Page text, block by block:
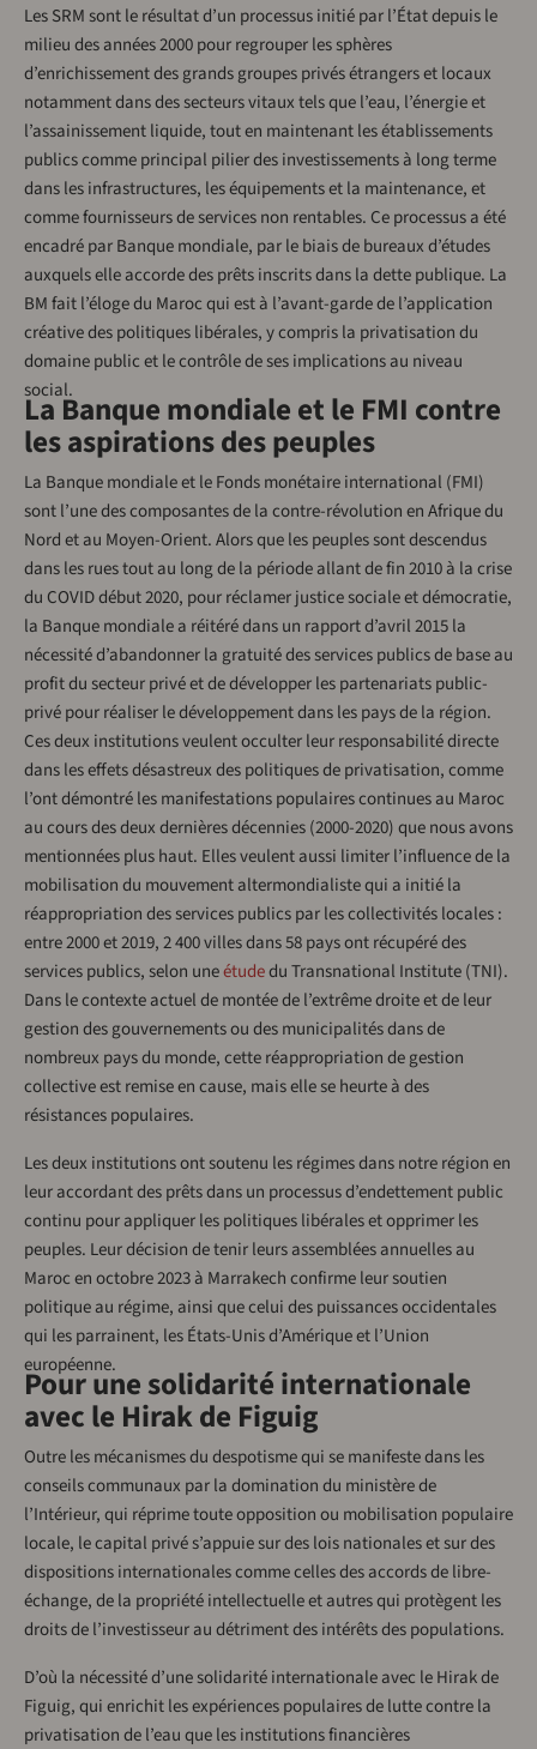
Les SRM sont le résultat d’un processus initié par l’État depuis le
milieu des années 2000 pour regrouper les sphères
d’enrichissement des grands groupes privés étrangers et locaux
notamment dans des secteurs vitaux tels que l’eau, l’énergie et
l’assainissement liquide, tout en maintenant les établissements
publics comme principal pilier des investissements à long terme
dans les infrastructures, les équipements et la maintenance, et
comme fournisseurs de services non rentables. Ce processus a été
encadré par Banque mondiale, par le biais de bureaux d’études
auxquels elle accorde des prêts inscrits dans la dette publique. La
BM fait l’éloge du Maroc qui est à l’avant-garde de l’application
créative des politiques libérales, y compris la privatisation du
domaine public et le contrôle de ses implications au niveau
social.
La Banque mondiale et le FMI contre
les aspirations des peuples
La Banque mondiale et le Fonds monétaire international (FMI)
sont l’une des composantes de la contre-révolution en Afrique du
Nord et au Moyen-Orient. Alors que les peuples sont descendus
dans les rues tout au long de la période allant de fin 2010 à la crise
du COVID début 2020, pour réclamer justice sociale et démocratie,
la Banque mondiale a réitéré dans un rapport d’avril 2015 la
nécessité d’abandonner la gratuité des services publics de base au
profit du secteur privé et de développer les partenariats public-
privé pour réaliser le développement dans les pays de la région.
Ces deux institutions veulent occulter leur responsabilité directe
dans les effets désastreux des politiques de privatisation, comme
l’ont démontré les manifestations populaires continues au Maroc
au cours des deux dernières décennies (2000-2020) que nous avons
mentionnées plus haut. Elles veulent aussi limiter l’influence de la
mobilisation du mouvement altermondialiste qui a initié la
réappropriation des services publics par les collectivités locales :
entre 2000 et 2019, 2 400 villes dans 58 pays ont récupéré des
services publics, selon uneétudedu Transnational Institute (TNI).
Dans le contexte actuel de montée de l’extrême droite et de leur
gestion des gouvernements ou des municipalités dans de
nombreux pays du monde, cette réappropriation de gestion
collective est remise en cause, mais elle se heurte à des
résistances populaires.
Les deux institutions ont soutenu les régimes dans notre région en
leur accordant des prêts dans un processus d’endettement public
continu pour appliquer les politiques libérales et opprimer les
peuples. Leur décision de tenir leurs assemblées annuelles au
Maroc en octobre 2023 à Marrakech confirme leur soutien
politique au régime, ainsi que celui des puissances occidentales
qui les parrainent, les États-Unis d’Amérique et l’Union
européenne.
Pour une solidarité internationale
avec le Hirak de Figuig
Outre les mécanismes du despotisme qui se manifeste dans les
conseils communaux par la domination du ministère de
l’Intérieur, qui réprime toute opposition ou mobilisation populaire
locale, le capital privé s’appuie sur des lois nationales et sur des
dispositions internationales comme celles des accords de libre-
échange, de la propriété intellectuelle et autres qui protègent les
droits de l’investisseur au détriment des intérêts des populations.
D’où la nécessité d’une solidarité internationale avec le Hirak de
Figuig, qui enrichit les expériences populaires de lutte contre la
privatisation de l’eau que les institutions financières